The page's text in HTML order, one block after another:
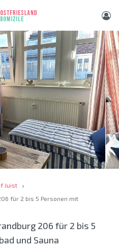
Juist
für 2 bis 5 Personen mit
206 für 2 bis 5
und Sauna